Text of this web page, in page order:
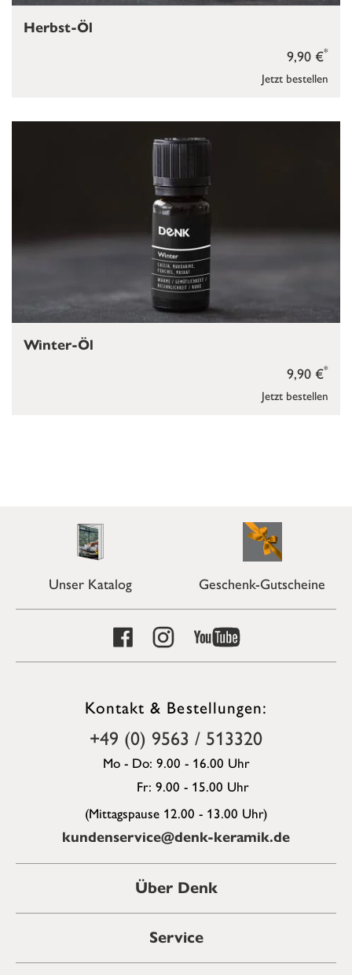
Jetzt bestellen
9,90 €*
Herbst-Öl
Jetzt bestellen
9,90 €*
Winter-Öl
Unser Katalog Geschenk-Gutscheine
Kontakt & Bestellungen:
+49 (0) 9563 / 513320
Mo - Do: 9.00 - 16.00 Uhr
Fr: 9.00 - 15.00 Uhr
(Mittagspause 12.00 - 13.00 Uhr)
kundenservice@denk-keramik.de
Über Denk
Service